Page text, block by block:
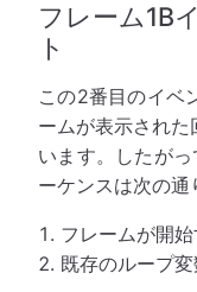
フレーム1B
ト
この2番目のイベ
ームが表示され
います。したが
ーケンスは次の通
フレームが開
既存のループ変